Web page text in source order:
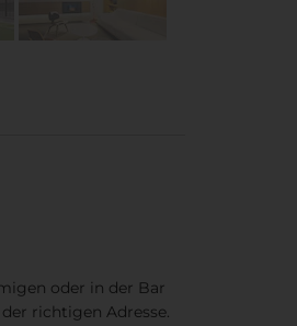
oder in der Bar
richtigen Adresse.